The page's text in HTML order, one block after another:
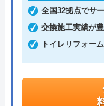
全国32拠点でサ
交換施工実績が
トイレリフォー